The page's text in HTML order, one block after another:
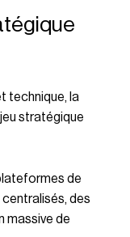
technique, la
stratégique
de
des
massive de